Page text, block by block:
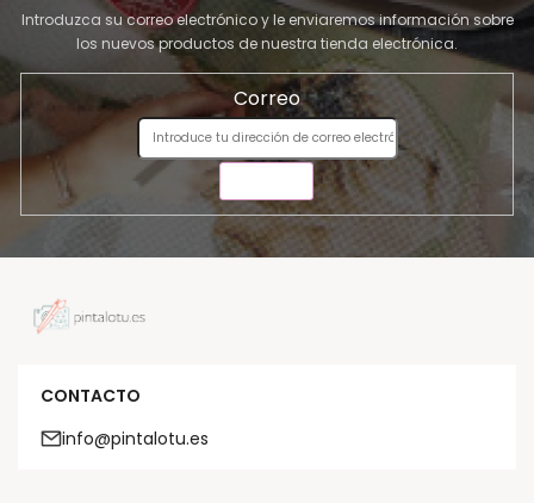
Introduzca su correo electrónico y le enviaremos información sobre
los nuevos productos de nuestra tienda electrónica.
Correo
CONTACTO
info@pintalotu.es